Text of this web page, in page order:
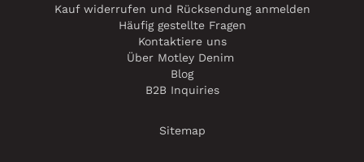
Kauf widerrufen und Rücksendung anmelden
Häufig gestellte Fragen
Kontaktiere uns
Über Motley Denim
Blog
B2B Inquiries
Sitemap